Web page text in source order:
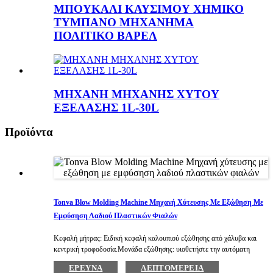
ΜΠΟΥΚΑΛΙ ΚΑΥΣΙΜΟΥ ΧΗΜΙΚΟ
ΤΥΜΠΑΝΟ ΜΗΧΑΝΗΜΑ
ΠΟΛΙΤΙΚΟ ΒΑΡΕΛ
ΜΗΧΑΝΗ ΜΗΧΑΝΗΣ ΧΥΤΟΥ
ΕΞΕΛΑΣΗΣ 1L-30L
Προϊόντα
Tonva Blow Molding Machine Μηχανή Χύτευσης Με Εξώθηση Με
Εμφύσηση Λαδιού Πλαστικών Φιαλών
Κεφαλή μήτρας: Ειδική κεφαλή καλουπιού εξώθησης από χάλυβα και
κεντρική τροφοδοσία.Μονάδα εξώθησης: υιοθετήστε την αυτόματη
μονάδα ελέγχου θερμοκρασίας εισαγωγής, τη βίδα ενωμένη με κινητήρα
συχνότητας, κιβώτιο ταχυτήτων σκληρής επιφάνειας δοντιών για να
ΈΡΕΥΝΑ ΛΕΠΤΟΜΈΡΕΙΑ